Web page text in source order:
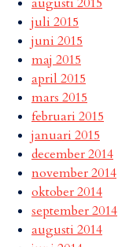
augusti 2015
juli 2015
juni 2015
maj 2015
april 2015
mars 2015
februari 2015
januari 2015
december 2014
november 2014
oktober 2014
september 2014
augusti 2014